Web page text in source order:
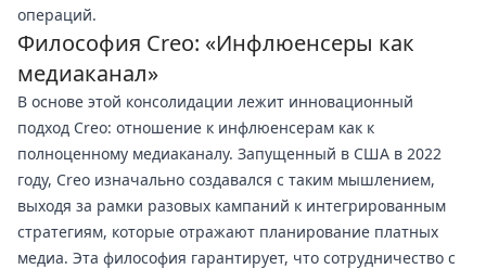
операций.
Философия Creo: «Инфлюенсеры как
медиаканал»
В основе этой консолидации лежит инновационный
подход Creo: отношение к инфлюенсерам как к
полноценному медиаканалу. Запущенный в США в 2022
году, Creo изначально создавался с таким мышлением,
выходя за рамки разовых кампаний к интегрированным
стратегиям, которые отражают планирование платных
медиа. Эта философия гарантирует, что сотрудничество с